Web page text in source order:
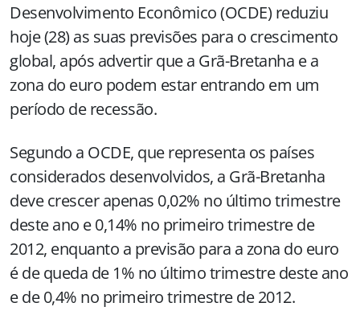
Desenvolvimento Econômico (OCDE) reduziu
hoje (28) as suas previsões para o crescimento
global, após advertir que a Grã-Bretanha e a
zona do euro podem estar entrando em um
período de recessão.
Segundo a OCDE, que representa os países
considerados desenvolvidos, a Grã-Bretanha
deve crescer apenas 0,02% no último trimestre
deste ano e 0,14% no primeiro trimestre de
2012, enquanto a previsão para a zona do euro
é de queda de 1% no último trimestre deste ano
e de 0,4% no primeiro trimestre de 2012.